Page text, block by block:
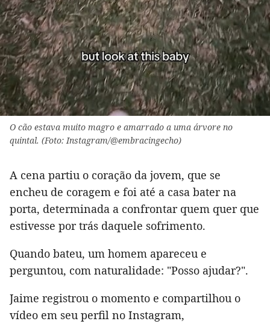
O cão estava muito magro e amarrado a uma árvore no
quintal. (Foto: Instagram/@embracingecho)
A cena partiu o coração da jovem, que se
encheu de coragem e foi até a casa bater na
porta, determinada a confrontar quem quer que
estivesse por trás daquele sofrimento.
Quando bateu, um homem apareceu e
perguntou, com naturalidade: "Posso ajudar?".
Jaime registrou o momento e compartilhou o
vídeo em seu perfil no Instagram,